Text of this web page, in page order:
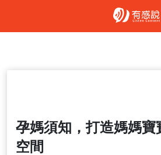
孕媽須知，打造媽媽寶
空間